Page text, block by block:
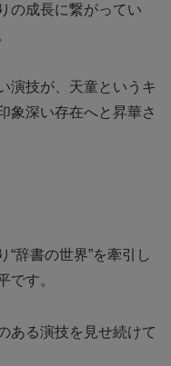
の成長に繋がってい
演技が、天童というキ
象深い存在へと昇華さ
辞書の世界”を牽引し
です。
ある演技を見せ続けて